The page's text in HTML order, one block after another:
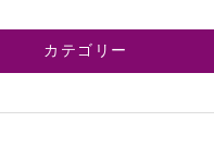
カテゴリー